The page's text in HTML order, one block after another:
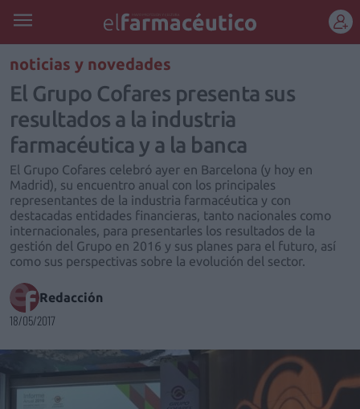
REGÍSTRATE
noticias y novedades
El Grupo Cofares presenta sus
resultados a la industria
farmacéutica y a la banca
El Grupo Cofares celebró ayer en Barcelona (y hoy en
Madrid), su encuentro anual con los principales
representantes de la industria farmacéutica y con
destacadas entidades financieras, tanto nacionales como
internacionales, para presentarles los resultados de la
gestión del Grupo en 2016 y sus planes para el futuro, así
como sus perspectivas sobre la evolución del sector.
Redacción
18/05/2017